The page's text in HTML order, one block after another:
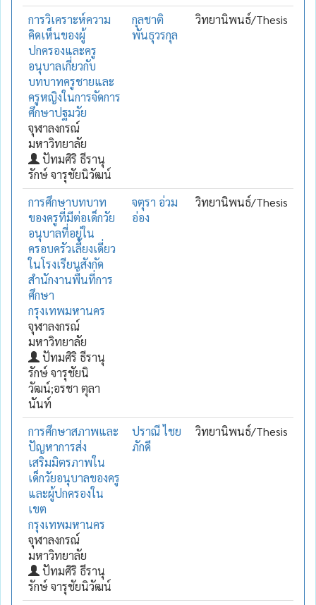
การวิเคราะห์ความ
คิดเห็นของผู้
ปกครองและครู
อนุบาลเกี่ยวกับ
บทบาทครูชายและ
ครูหญิงในการจัดการ
ศึกษาปฐมวัย
จุฬาลงกรณ์
มหาวิทยาลัย
ปัทมศิริ ธีรานุ
รักษ์ จารุชัยนิวัฒน์
กุลชาติ
พันธุวรกุล
วิทยานิพนธ์/Thesis
การศึกษาบทบาท
ของครูที่มีต่อเด็กวัย
อนุบาลที่อยู่ใน
ครอบครัวเลี้ยงเดี่ยว
ในโรงเรียนสังกัด
สำนักงานพื้นที่การ
ศึกษา
กรุงเทพมหานคร
จุฬาลงกรณ์
มหาวิทยาลัย
ปัทมศิริ ธีรานุ
รักษ์ จารุชัยนิ
วัฒน์;อรชา ตุลา
นันท์
จตุรา อ่วม
อ่อง
วิทยานิพนธ์/Thesis
การศึกษาสภาพและ
ปัญหาการส่ง
เสริมมิตรภาพใน
เด็กวัยอนุบาลของครู
และผู้ปกครองใน
เขต
กรุงเทพมหานคร
จุฬาลงกรณ์
มหาวิทยาลัย
ปัทมศิริ ธีรานุ
รักษ์ จารุชัยนิวัฒน์
ปราณี ไชย
ภักดี
วิทยานิพนธ์/Thesis